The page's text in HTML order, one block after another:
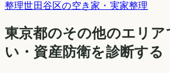
整理世田谷区の空き家・実家整理
東京都のその他のエリア
い・資産防衛を診断する